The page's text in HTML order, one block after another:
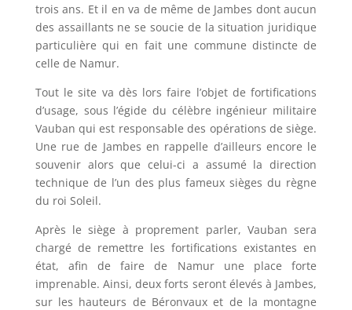
trois ans. Et il en va de même de Jambes dont aucun
des assaillants ne se soucie de la situation juridique
particulière qui en fait une commune distincte de
celle de Namur.
Tout le site va dès lors faire l’objet de fortifications
d’usage, sous l’égide du célèbre ingénieur militaire
Vauban qui est responsable des opérations de siège.
Une rue de Jambes en rappelle d’ailleurs encore le
souvenir alors que celui-ci a assumé la direction
technique de l’un des plus fameux sièges du règne
du roi Soleil.
Après le siège à proprement parler, Vauban sera
chargé de remettre les fortifications existantes en
état, afin de faire de Namur une place forte
imprenable. Ainsi, deux forts seront élevés à Jambes,
sur les hauteurs de Béronvaux et de la montagne